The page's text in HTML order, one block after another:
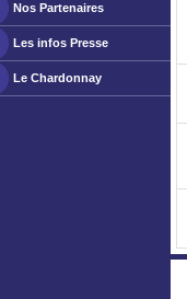
Nos Partenaires
Les infos Presse
Le Chardonnay